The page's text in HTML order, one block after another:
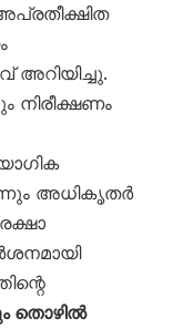
നിരീക്ഷണം
അധികൃതർ
തൊഴിൽ